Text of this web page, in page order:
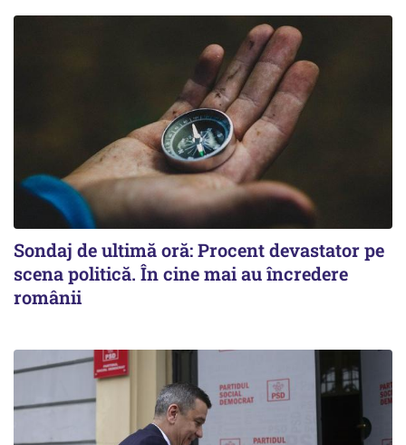
Sondaj de ultimă oră: Procent devastator pe
scena politică. În cine mai au încredere
românii